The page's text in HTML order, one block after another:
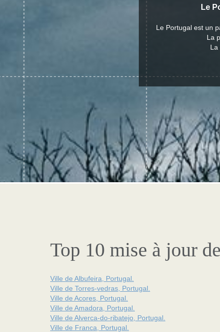
Le
Le Portugal est un
La
La
Top 10 mise à jour
Ville de Albufeira, Portugal.
Ville de Torres-vedras, Portugal.
Ville de Acores, Portugal.
Ville de Amadora, Portugal.
Ville de Alverca-do-ribatejo, Portugal.
Ville de Franca, Portugal.